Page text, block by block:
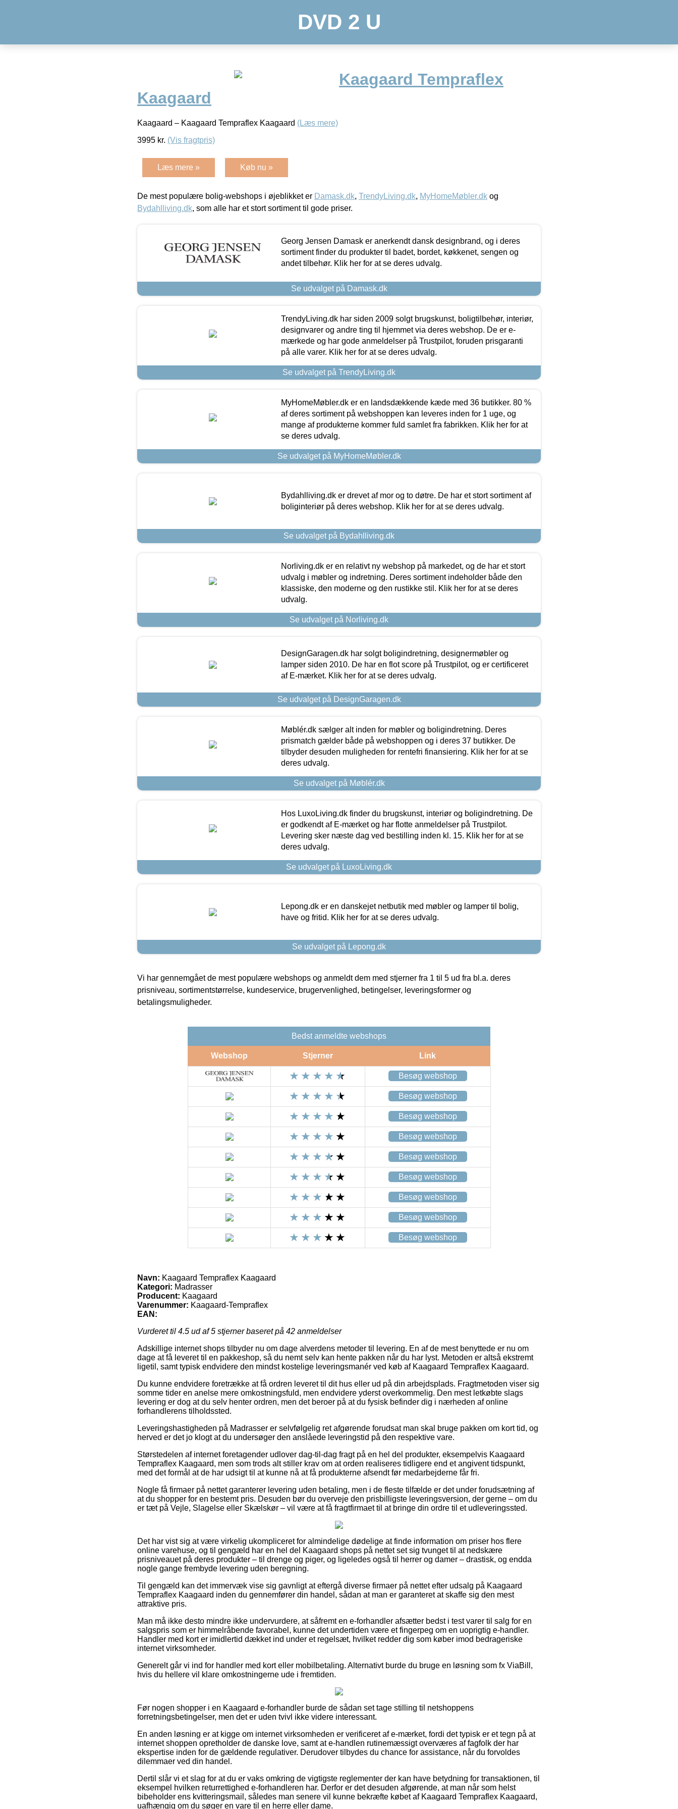
DVD 2 U
Kaagaard Tempraflex
Kaagaard
Kaagaard – Kaagaard Tempraflex Kaagaard (Læs mere)
3995 kr. (Vis fragtpris)
Læs mere » Køb nu »
De mest populære bolig-webshops i øjeblikket er Damask.dk, TrendyLiving.dk, MyHomeMøbler.dk og
Bydahlliving.dk, som alle har et stort sortiment til gode priser.
Georg Jensen Damask er anerkendt dansk designbrand, og i deres
sortiment finder du produkter til badet, bordet, køkkenet, sengen og
andet tilbehør. Klik her for at se deres udvalg.
Se udvalget på Damask.dk
TrendyLiving.dk har siden 2009 solgt brugskunst, boligtilbehør, interiør,
designvarer og andre ting til hjemmet via deres webshop. De er e-
mærkede og har gode anmeldelser på Trustpilot, foruden prisgaranti
på alle varer. Klik her for at se deres udvalg.
Se udvalget på TrendyLiving.dk
MyHomeMøbler.dk er en landsdækkende kæde med 36 butikker. 80 %
af deres sortiment på webshoppen kan leveres inden for 1 uge, og
mange af produkterne kommer fuld samlet fra fabrikken. Klik her for at
se deres udvalg.
Se udvalget på MyHomeMøbler.dk
Bydahlliving.dk er drevet af mor og to døtre. De har et stort sortiment af
boliginteriør på deres webshop. Klik her for at se deres udvalg.
Se udvalget på Bydahlliving.dk
Norliving.dk er en relativt ny webshop på markedet, og de har et stort
udvalg i møbler og indretning. Deres sortiment indeholder både den
klassiske, den moderne og den rustikke stil. Klik her for at se deres
udvalg.
Se udvalget på Norliving.dk
DesignGaragen.dk har solgt boligindretning, designermøbler og
lamper siden 2010. De har en flot score på Trustpilot, og er certificeret
af E-mærket. Klik her for at se deres udvalg.
Se udvalget på DesignGaragen.dk
Møblér.dk sælger alt inden for møbler og boligindretning. Deres
prismatch gælder både på webshoppen og i deres 37 butikker. De
tilbyder desuden muligheden for rentefri finansiering. Klik her for at se
deres udvalg.
Se udvalget på Møblér.dk
Hos LuxoLiving.dk finder du brugskunst, interiør og boligindretning. De
er godkendt af E-mærket og har flotte anmeldelser på Trustpilot.
Levering sker næste dag ved bestilling inden kl. 15. Klik her for at se
deres udvalg.
Se udvalget på LuxoLiving.dk
Lepong.dk er en danskejet netbutik med møbler og lamper til bolig,
have og fritid. Klik her for at se deres udvalg.
Se udvalget på Lepong.dk
Vi har gennemgået de mest populære webshops og anmeldt dem med stjerner fra 1 til 5 ud fra bl.a. deres
prisniveau, sortimentstørrelse, kundeservice, brugervenlighed, betingelser, leveringsformer og
betalingsmuligheder.
Bedst anmeldte webshops
Webshop Stjerner Link
Besøg webshop
Besøg webshop
Besøg webshop
Besøg webshop
Besøg webshop
Besøg webshop
Besøg webshop
Besøg webshop
Besøg webshop
Navn: Kaagaard Tempraflex Kaagaard
Kategori: Madrasser
Producent: Kaagaard
Varenummer: Kaagaard-Tempraflex
EAN:
Vurderet til 4.5 ud af 5 stjerner baseret på 42 anmeldelser
Adskillige internet shops tilbyder nu om dage alverdens metoder til levering. En af de mest benyttede er nu om
dage at få leveret til en pakkeshop, så du nemt selv kan hente pakken når du har lyst. Metoden er altså ekstremt
ligetil, samt typisk endvidere den mindst kostelige leveringsmanér ved køb af Kaagaard Tempraflex Kaagaard.
Du kunne endvidere foretrække at få ordren leveret til dit hus eller ud på din arbejdsplads. Fragtmetoden viser sig
somme tider en anelse mere omkostningsfuld, men endvidere yderst overkommelig. Den mest letkøbte slags
levering er dog at du selv henter ordren, men det beroer på at du fysisk befinder dig i nærheden af online
forhandlerens tilholdssted.
Leveringshastigheden på Madrasser er selvfølgelig ret afgørende forudsat man skal bruge pakken om kort tid, og
herved er det jo klogt at du undersøger den anslåede leveringstid på den respektive vare.
Størstedelen af internet foretagender udlover dag-til-dag fragt på en hel del produkter, eksempelvis Kaagaard
Tempraflex Kaagaard, men som trods alt stiller krav om at orden realiseres tidligere end et angivent tidspunkt,
med det formål at de har udsigt til at kunne nå at få produkterne afsendt før medarbejderne får fri.
Nogle få firmaer på nettet garanterer levering uden betaling, men i de fleste tilfælde er det under forudsætning af
at du shopper for en bestemt pris. Desuden bør du overveje den prisbilligste leveringsversion, der gerne – om du
er tæt på Vejle, Slagelse eller Skælskør – vil være at få fragtfirmaet til at bringe din ordre til et udleveringssted.
Det har vist sig at være virkelig ukompliceret for almindelige dødelige at finde information om priser hos flere
online varehuse, og til gengæld har en hel del Kaagaard shops på nettet set sig tvunget til at nedskære
prisniveauet på deres produkter – til drenge og piger, og ligeledes også til herrer og damer – drastisk, og endda
nogle gange frembyde levering uden beregning.
Til gengæld kan det immervæk vise sig gavnligt at eftergå diverse firmaer på nettet efter udsalg på Kaagaard
Tempraflex Kaagaard inden du gennemfører din handel, sådan at man er garanteret at skaffe sig den mest
attraktive pris.
Man må ikke desto mindre ikke undervurdere, at såfremt en e-forhandler afsætter bedst i test varer til salg for en
salgspris som er himmelråbende favorabel, kunne det undertiden være et fingerpeg om en uoprigtig e-handler.
Handler med kort er imidlertid dækket ind under et regelsæt, hvilket redder dig som køber imod bedrageriske
internet virksomheder.
Generelt går vi ind for handler med kort eller mobilbetaling. Alternativt burde du bruge en løsning som fx ViaBill,
hvis du hellere vil klare omkostningerne ude i fremtiden.
Før nogen shopper i en Kaagaard e-forhandler burde de sådan set tage stilling til netshoppens
forretningsbetingelser, men det er uden tvivl ikke videre interessant.
En anden løsning er at kigge om internet virksomheden er verificeret af e-mærket, fordi det typisk er et tegn på at
internet shoppen opretholder de danske love, samt at e-handlen rutinemæssigt overværes af fagfolk der har
ekspertise inden for de gældende regulativer. Derudover tilbydes du chance for assistance, når du forvoldes
dilemmaer ved din handel.
Dertil slår vi et slag for at du er vaks omkring de vigtigste reglementer der kan have betydning for transaktionen, til
eksempel hvilken returrettighed e-forhandleren har. Derfor er det desuden afgørende, at man når som helst
bibeholder ens kvitteringsmail, således man senere vil kunne bekræfte købet af Kaagaard Tempraflex Kaagaard,
uafhængig om du søger en vare til en herre eller dame.